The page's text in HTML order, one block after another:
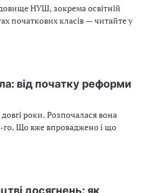
НУШ, зокрема освітній
початкових класів — читайте у
від початку реформи
роки. Розпочалася вона
го. Що вже впроваджено і що
досягнень: як